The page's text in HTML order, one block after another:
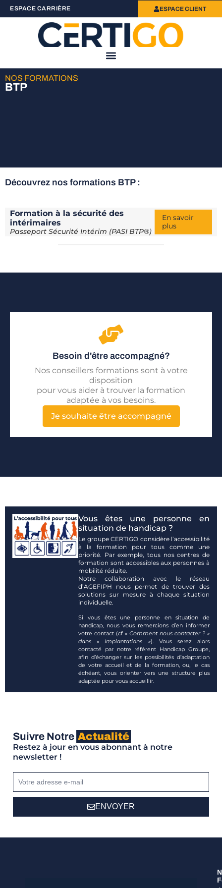
ESPACE CARRIÈRE ESPACE CLIENT
NOS FORMATIONS
BTP
Découvrez nos formations ​BTP :
Formation à la sécurité des
intérimaires
Passeport Sécurité Intérim (PASI BTP®)
En savoir
plus
Besoin d'être accompagné?
Nos conseillers formations sont à votre
disposition
pour vous aider à trouver la formation
adaptée à vos besoins.
Je souhaite être accompagné
Vous êtes une personne en
situation de handicap ?
Le groupe CERTIGO considère l’accessibilité
à la formation pour tous comme une
priorité. Par exemple, tous nos centres de
formation sont accessibles aux personnes à
mobilité réduite.
Notre collaboration avec le réseau
d’AGEFIPH nous permet de trouver des
solutions sur mesure à chaque situation
individuelle.
Si vous êtes une personne en situation de
handicap, nous vous remercions d’en informer
votre contact (cf« Comment nous contacter ? »
dans « Implantations »). Vous serez alors
contacté par notre référent Handicap Groupe,
afin d’échanger sur les possibilités d’adaptation
de votre accueil et de la formation, ou, le cas
échéant, vous orienter vers une structure plus
adaptée pour vous accueillir.
Suivre Notre Actualité
Restez à jour en vous abonnant à notre
newsletter !
ENVOYER